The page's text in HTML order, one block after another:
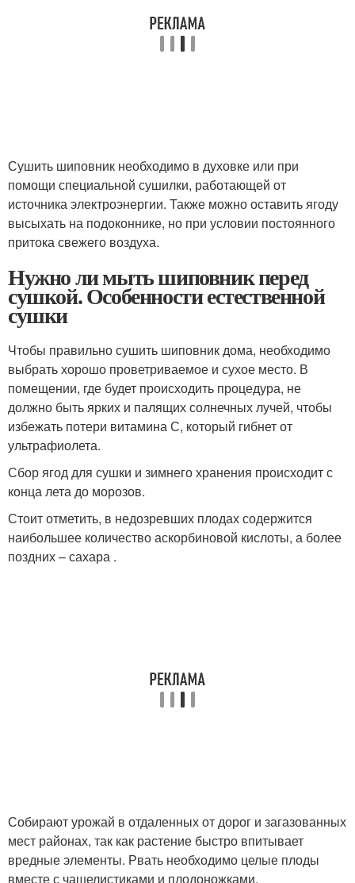
Сушить шиповник необходимо в духовке или при
помощи специальной сушилки, работающей от
источника электроэнергии. Также можно оставить ягоду
высыхать на подоконнике, но при условии постоянного
притока свежего воздуха.
Нужно ли мыть шиповник перед
сушкой. Особенности естественной
сушки
Чтобы правильно сушить шиповник дома, необходимо
выбрать хорошо проветриваемое и сухое место. В
помещении, где будет происходить процедура, не
должно быть ярких и палящих солнечных лучей, чтобы
избежать потери витамина С, который гибнет от
ультрафиолета.
Сбор ягод для сушки и зимнего хранения происходит с
конца лета до морозов.
Стоит отметить, в недозревших плодах содержится
наибольшее количество аскорбиновой кислоты, а более
поздних – сахара .
Собирают урожай в отдаленных от дорог и загазованных
мест районах, так как растение быстро впитывает
вредные элементы. Рвать необходимо целые плоды
вместе с чашелистиками и плодоножками.